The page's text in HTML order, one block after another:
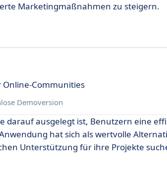
Marketingmaßnahmen zu steigern.
Communities
Demoversion
darauf ausgelegt ist, Benutzern eine
hat sich als wertvolle
Unterstützung für ihre Projekte